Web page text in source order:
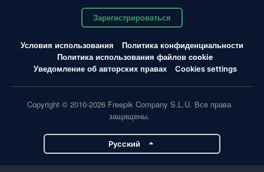
Зарегистрироваться
Условия использования
Политика конфиденциальности
Политика использования файлов cookie
Уведомление об авторских правах
Cookies settings
Copyright © 2010-2026 Freepik Company S.L.U. Все права
защищены.
Pусский